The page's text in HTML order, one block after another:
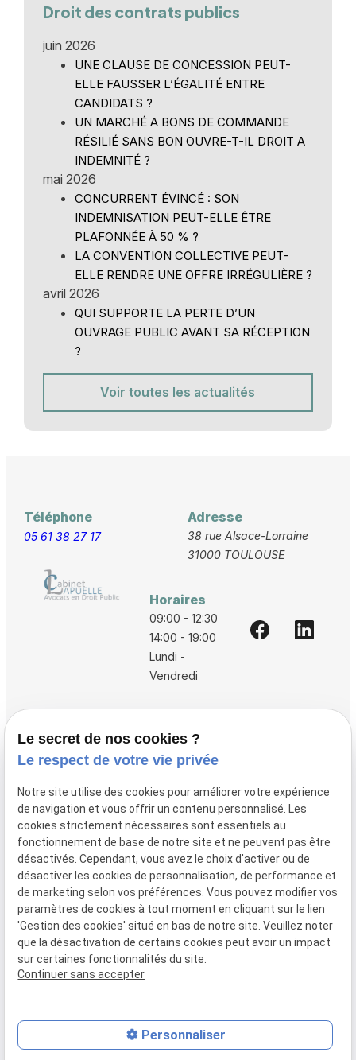
Droit des contrats publics
juin 2026
UNE CLAUSE DE CONCESSION PEUT-
ELLE FAUSSER L’ÉGALITÉ ENTRE
CANDIDATS ?
UN MARCHÉ A BONS DE COMMANDE
RÉSILIÉ SANS BON OUVRE-T-IL DROIT A
INDEMNITÉ ?
mai 2026
CONCURRENT ÉVINCÉ : SON
INDEMNISATION PEUT-ELLE ÊTRE
PLAFONNÉE À 50 % ?
LA CONVENTION COLLECTIVE PEUT-
ELLE RENDRE UNE OFFRE IRRÉGULIÈRE ?
avril 2026
QUI SUPPORTE LA PERTE D’UN
OUVRAGE PUBLIC AVANT SA RÉCEPTION
?
Voir toutes les actualités
Téléphone
05 61 38 27 17
Adresse
38 rue Alsace-Lorraine
31000 TOULOUSE
Horaires
09:00 - 12:30
14:00 - 19:00
Lundi -
Vendredi
Vos avocats
Boutique
Domaines de compétences
Actualités
Contact
Mentions
légales
Politique de
confidentialité
Gestion
Plan du
site
Siret :80946148600015
Le secret de nos cookies ?
Le respect de votre vie privée
Notre site utilise des cookies pour améliorer votre expérience
de navigation et vous offrir un contenu personnalisé. Les
cookies strictement nécessaires sont essentiels au
fonctionnement de base de notre site et ne peuvent pas être
désactivés. Cependant, vous avez le choix d'activer ou de
désactiver les cookies de personnalisation, de performance et
de marketing selon vos préférences. Vous pouvez modifier vos
paramètres de cookies à tout moment en cliquant sur le lien
'Gestion des cookies' situé en bas de notre site. Veuillez noter
que la désactivation de certains cookies peut avoir un impact
sur certaines fonctionnalités du site.
Continuer sans accepter
Personnaliser